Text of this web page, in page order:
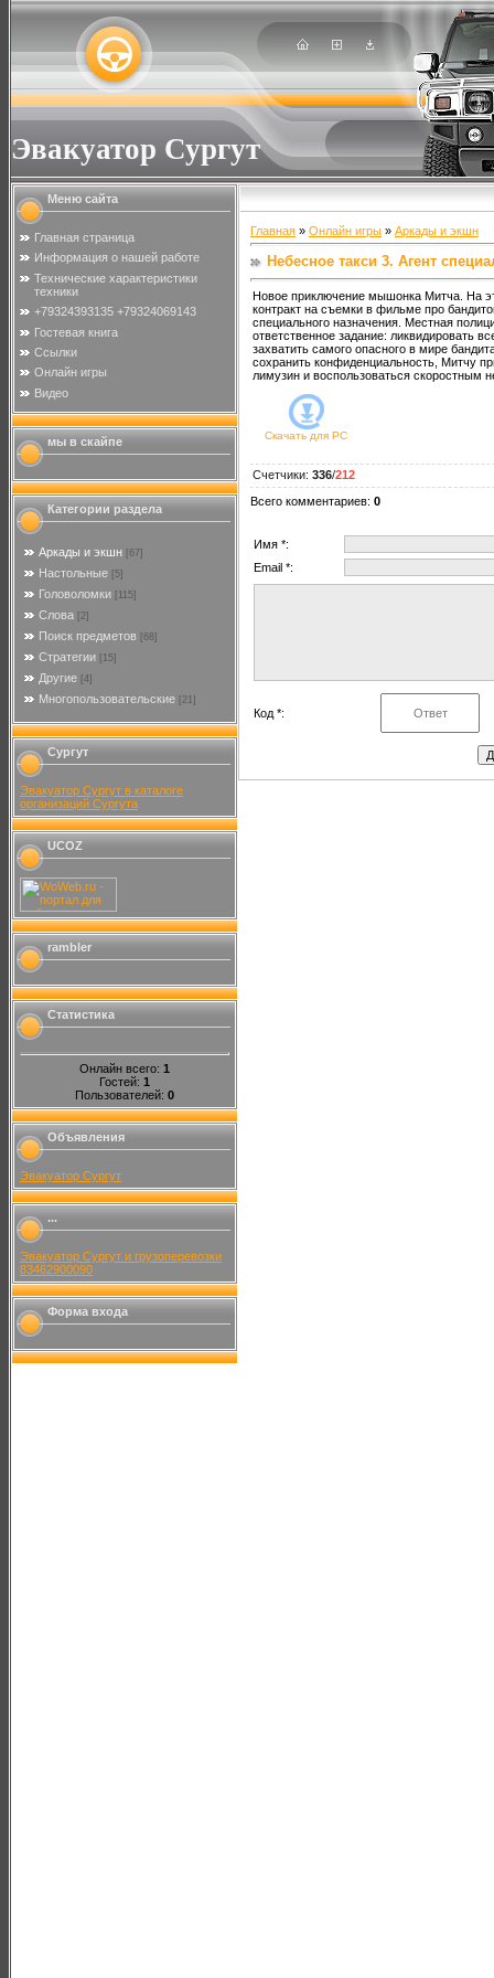
Эвакуатор Сургут
Меню сайта
Главная страница
Информация о нашей работе
Технические характеристики
техники
+79324393135 +79324069143
Гостевая книга
Ссылки
Онлайн игры
Видео
мы в скайпе
Категории раздела
Аркады и экшн [67]
Настольные [5]
Головоломки [115]
Слова [2]
Поиск предметов [68]
Стратегии [15]
Другие [4]
Многопользовательские [21]
Сургут
Эвакуатор Сургут в каталоге
организаций Сургута
UCOZ
rambler
Статистика
Онлайн всего: 1
Гостей: 1
Пользователей: 0
Объявления
Эвакуатор Сургут
...
Эвакуатор Сургут и грузоперевозки
83462900090
Форма входа
Главная » Онлайн игры » Аркады и экшн
Небесное такси 3. Агент
Новое приключение мышонка Митча. На
контракт на съемки в фильме про
специального назначения. Местная
ответственное задание: ликвидировать
захватить самого опасного в мире
сохранить конфиденциальность, Митчу
лимузин и воспользоваться скоростным
Скачать для PC
Счетчики: 336/212
Всего комментариев: 0
Имя *:
Email *:
Код *: